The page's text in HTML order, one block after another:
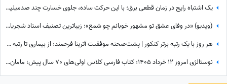
یک اشتباه رایج در زمان قطعی برق؛ با این حرکت ساده، جلوی خسارت چند صدمیلیونی را بگیرید
(ویدیو) «در وفای عشق تو مشهور خوبانم چو شمع»؛ زیباترین تصنیف استاد شجریان، خسرو آواز ایران با شعر حافظ/ آدم هیچوقت از گوش دادن به این صدا خسته نمیشه😍
هر روز با یک رتبه برتر کنکور | پشت‌صحنه موفقیت آترینا فرحمند؛ از بیماری تا رتبه 1 کنکور تجربی
نوستالژی امروز 12 خرداد 1405؛ کتاب فارسی کلاس اولی‌های 70 سال پیش؛ مامان‌بزرگ بابابزرگ‌ها با این کتاب با سواد شدن😍